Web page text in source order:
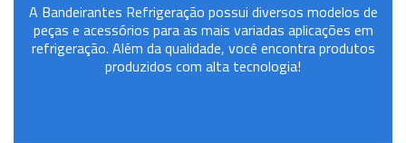
A Bandeirantes Refrigeração possui diversos modelos de
peças e acessórios para as mais variadas aplicações em
refrigeração. Além da qualidade, você encontra produtos
produzidos com alta tecnologia!